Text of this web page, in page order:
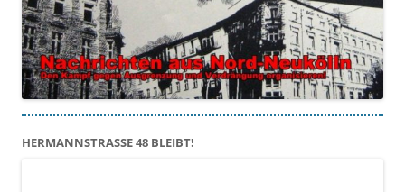
HERMANNSTRASSE 48 BLEIBT!